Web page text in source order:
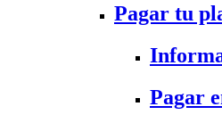
Pagar tu
Pagar